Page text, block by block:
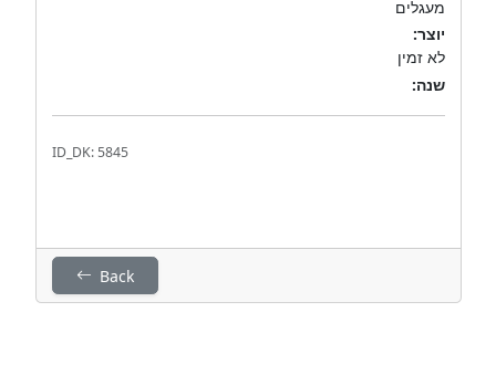
מעגלים
יוצר:
לא זמין
שנה:
ID_DK: 5845
Back